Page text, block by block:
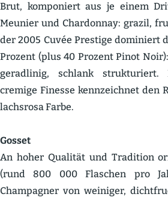
Brut, kompo­niert aus je einem
Meunier und Chardonnay: grazil,
der 2005 Cuvée Prestige dominiert
Prozent (plus 40 Prozent Pinot
gerad­linig, schlank struk­tu­riert.
cremige Finesse kennzeichnet den
lachsrosa Farbe.
Gosset
An hoher Qualität und Tradition
(rund 800 000 Flaschen pro
Champagner von weiniger,